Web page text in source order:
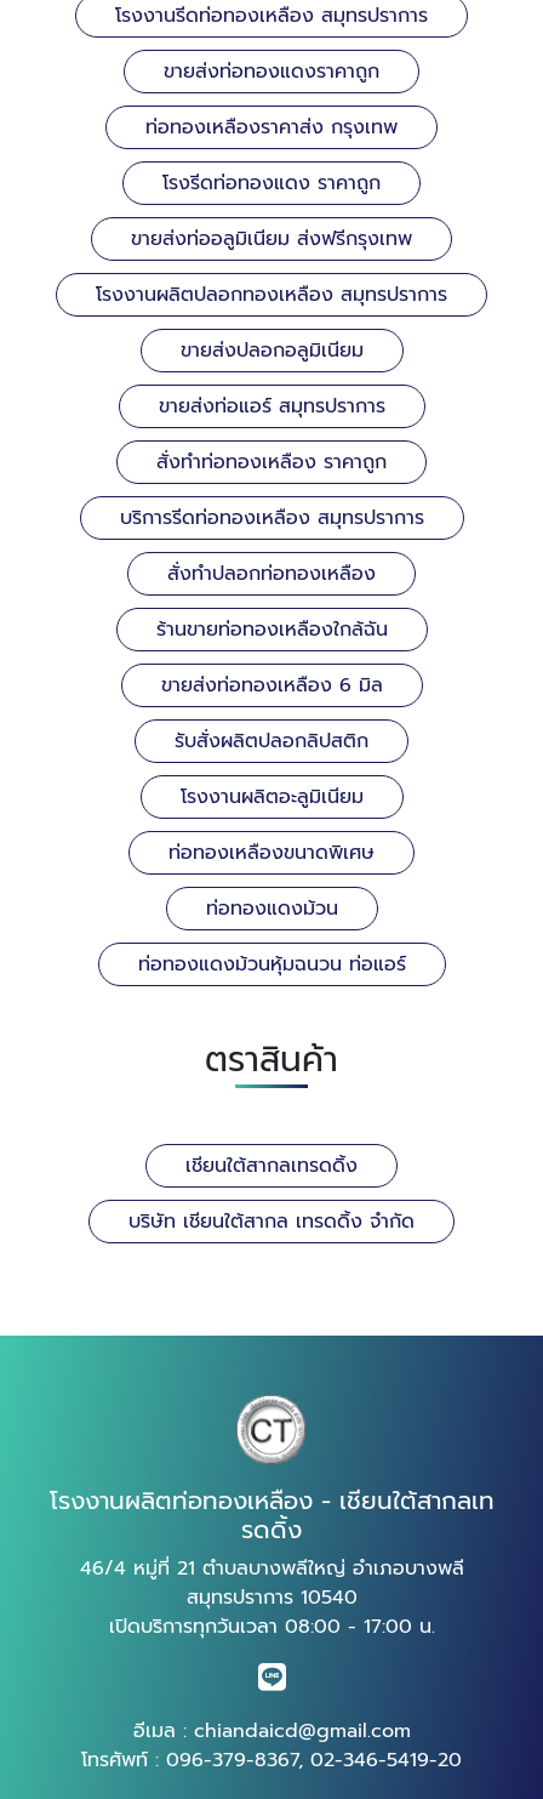
โรงงานรีดท่อทองเหลือง สมุทรปราการ
ขายส่งท่อทองแดงราคาถูก
ท่อทองเหลืองราคาส่ง กรุงเทพ
โรงรีดท่อทองแดง ราคาถูก
ขายส่งท่ออลูมิเนียม ส่งฟรีกรุงเทพ
โรงงานผลิตปลอกทองเหลือง สมุทรปราการ
ขายส่งปลอกอลูมิเนียม
ขายส่งท่อแอร์ สมุทรปราการ
สั่งทำท่อทองเหลือง ราคาถูก
บริการรีดท่อทองเหลือง สมุทรปราการ
สั่งทำปลอกท่อทองเหลือง
ร้านขายท่อทองเหลืองใกล้ฉัน
ขายส่งท่อทองเหลือง 6 มิล
รับสั่งผลิตปลอกลิปสติก
โรงงานผลิตอะลูมิเนียม
ท่อทองเหลืองขนาดพิเศษ
ท่อทองแดงม้วน
ท่อทองแดงม้วนหุ้มฉนวน ท่อแอร์
ตราสินค้า
เชียนใต้สากลเทรดดิ้ง
บริษัท เชียนใต้สากล เทรดดิ้ง จำกัด
โรงงานผลิตท่อทองเหลือง - เชียนใต้สากลเท
รดดิ้ง
46/4 หมู่ที่ 21 ตำบลบางพลีใหญ่ อำเภอบางพลี
สมุทรปราการ 10540
เปิดบริการทุกวันเวลา 08:00 - 17:00 น.
อีเมล : chiandaicd@gmail.com
โทรศัพท์ : 096-379-8367, 02-346-5419-20